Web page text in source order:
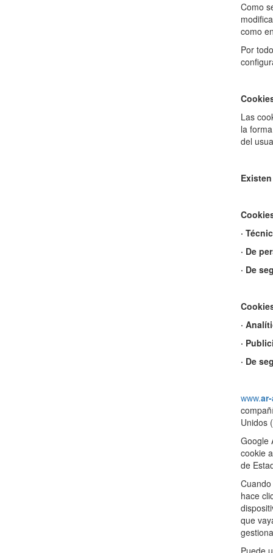
Como
como
Por
Las
la
del
·
· De
· De
·
·
· De
www.
Unidos
Google
cookie
de
hace
que
Puede